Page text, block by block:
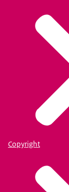
Copyright